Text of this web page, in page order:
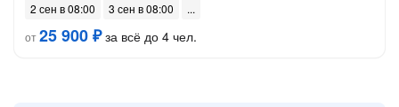
2 сен в 08:00
3 сен в 08:00
от25 900 ₽за всё до 4 чел.